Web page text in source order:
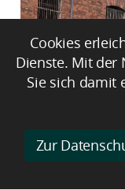
Heroin
gefunden
Cookies
Dienste. Mit der
Sie sich damit
Zur